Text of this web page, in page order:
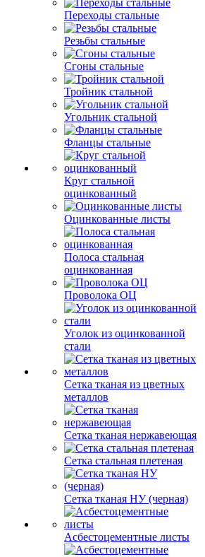
Переходы стальные
Резьбы стальные
Сгоны стальные
Тройник стальной
Угольник стальной
Фланцы стальные
Круг стальной
оцинкованный
Оцинкованные листы
Полоса стальная
оцинкованная
Проволока ОЦ
Уголок из оцинкованной
стали
Сетка тканая из цветных
металлов
Сетка тканая нержавеющая
Сетка стальная плетеная
Сетка тканая НУ (черная)
Асбестоцементные листы